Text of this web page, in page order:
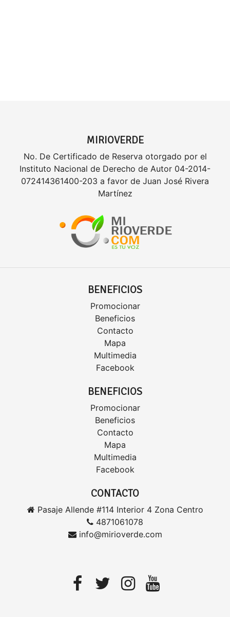
MIRIOVERDE
No. De Certificado de Reserva otorgado por el
Instituto Nacional de Derecho de Autor 04-2014-
072414361400-203 a favor de Juan José Rivera
Martínez
BENEFICIOS
Promocionar
Beneficios
Contacto
Mapa
Multimedia
Facebook
BENEFICIOS
Promocionar
Beneficios
Contacto
Mapa
Multimedia
Facebook
CONTACTO
Pasaje Allende #114 Interior 4 Zona Centro
4871061078
info@mirioverde.com